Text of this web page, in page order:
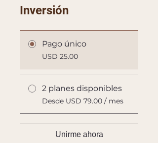
Inversión
Pago único
USD 25.00
2 planes disponibles
Desde USD 79.00 / mes
Unirme ahora